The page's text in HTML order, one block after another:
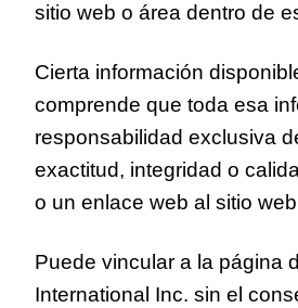
sitio web o área dentro de
Cierta información
comprende que toda esa
responsabilidad exclusiva
exactitud, integridad o
o un enlace web al sitio
Puede vincular a la página
International Inc. sin el